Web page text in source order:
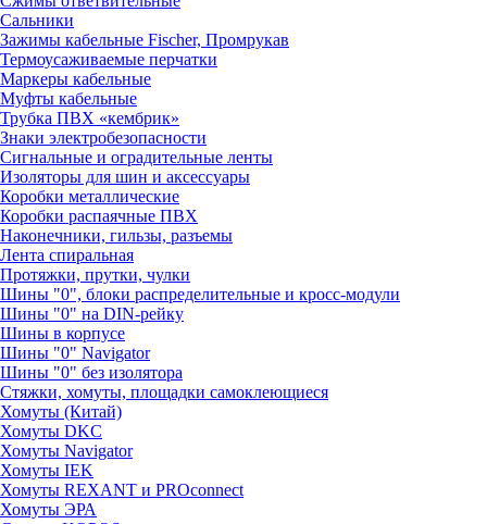
Сальники
Зажимы кабельные Fischer, Промрукав
Термоусаживаемые перчатки
Маркеры кабельные
Муфты кабельные
Трубка ПВХ «кембрик»
Знаки электробезопасности
Сигнальные и оградительные ленты
Изоляторы для шин и аксессуары
Коробки металлические
Коробки распаячные ПВХ
Наконечники, гильзы, разъемы
Лента спиральная
Протяжки, прутки, чулки
Шины "0", блоки распределительные и кросс-модули
Шины "0" на DIN-рейку
Шины в корпусе
Шины "0" Navigator
Шины "0" без изолятора
Стяжки, хомуты, площадки самоклеющиеся
Хомуты (Китай)
Хомуты DKC
Хомуты Navigator
Хомуты IEK
Хомуты REXANT и PROconnect
Хомуты ЭРА